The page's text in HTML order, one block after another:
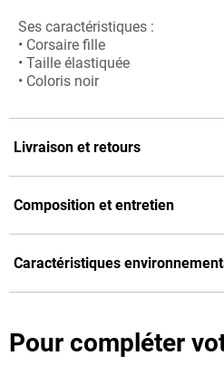
Ses caractéristiques :
• Corsaire fille
• Taille élastiquée
• Coloris noir
Livraison et retours
Composition et entretien
Caractéristiques
Pour compléter